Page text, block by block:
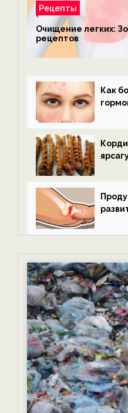
Рецепты
Очищение легких:
рецептов
Как